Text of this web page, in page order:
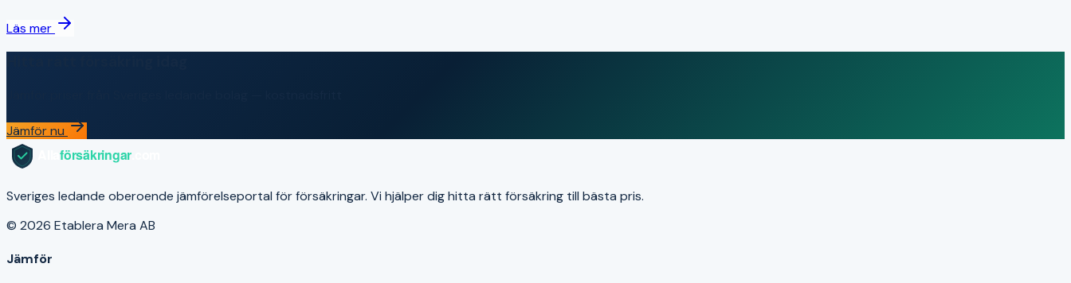
Läs mer
Jämför nu
Sveriges ledande oberoende jämförelseportal för försäkringar. Vi hjälper dig hitta rätt försäkring till bästa pris.
© 2026 Etablera Mera AB
Jämför